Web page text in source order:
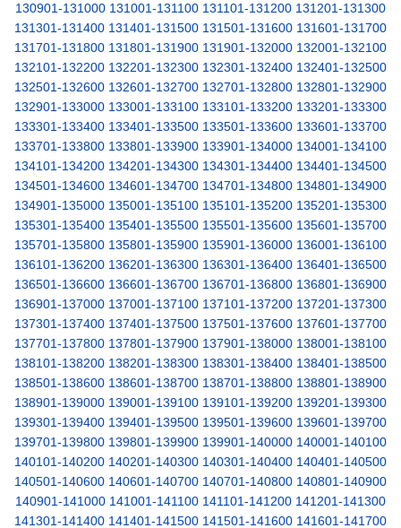
130901-131000 131001-131100 131101-131200 131201-131300
131301-131400 131401-131500 131501-131600 131601-131700
131701-131800 131801-131900 131901-132000 132001-132100
132101-132200 132201-132300 132301-132400 132401-132500
132501-132600 132601-132700 132701-132800 132801-132900
132901-133000 133001-133100 133101-133200 133201-133300
133301-133400 133401-133500 133501-133600 133601-133700
133701-133800 133801-133900 133901-134000 134001-134100
134101-134200 134201-134300 134301-134400 134401-134500
134501-134600 134601-134700 134701-134800 134801-134900
134901-135000 135001-135100 135101-135200 135201-135300
135301-135400 135401-135500 135501-135600 135601-135700
135701-135800 135801-135900 135901-136000 136001-136100
136101-136200 136201-136300 136301-136400 136401-136500
136501-136600 136601-136700 136701-136800 136801-136900
136901-137000 137001-137100 137101-137200 137201-137300
137301-137400 137401-137500 137501-137600 137601-137700
137701-137800 137801-137900 137901-138000 138001-138100
138101-138200 138201-138300 138301-138400 138401-138500
138501-138600 138601-138700 138701-138800 138801-138900
138901-139000 139001-139100 139101-139200 139201-139300
139301-139400 139401-139500 139501-139600 139601-139700
139701-139800 139801-139900 139901-140000 140001-140100
140101-140200 140201-140300 140301-140400 140401-140500
140501-140600 140601-140700 140701-140800 140801-140900
140901-141000 141001-141100 141101-141200 141201-141300
141301-141400 141401-141500 141501-141600 141601-141700